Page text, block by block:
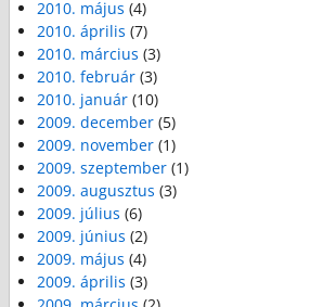
2010. május (4)
2010. április (7)
2010. március (3)
2010. február (3)
2010. január (10)
2009. december (5)
2009. november (1)
2009. szeptember (1)
2009. augusztus (3)
2009. július (6)
2009. június (2)
2009. május (4)
2009. április (3)